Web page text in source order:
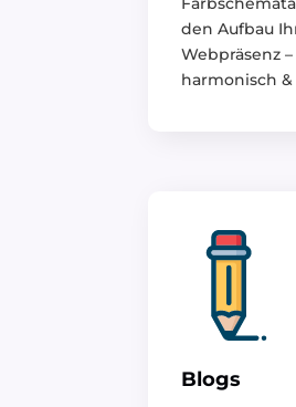
den Aufbau
Webpräsenz
harmonisch
Blogs